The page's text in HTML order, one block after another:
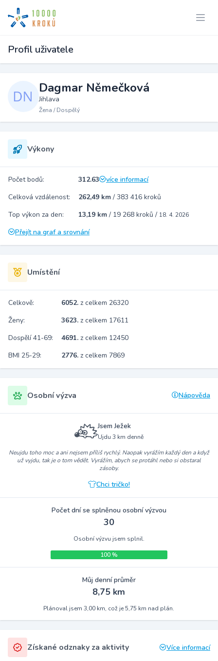
Profil uživatele
Dagmar Němečková
Jihlava
Žena / Dospělý
Výkony
Počet bodů: 312.63
více informací
Celková vzdálenost:
262,49 km / 383 416 kroků
Top výkon za den:
13,19 km / 19 268 kroků / 18. 4. 2026
Přejít na graf a srovnání
Umístění
Celkově: 6052. z celkem 26320
Ženy:
3623. z celkem 17611
Dospělí 41-69:
4691. z celkem 12450
BMI 25-29:
2776. z celkem 7869
Osobní výzva Nápověda
Jsem Ježek
Ujdu 3 km denně
Neujdu toho moc a ani nejsem příliš rychlý. Naopak vyrážím každý den a když
už vyjdu, tak je o tom vědět. Vyrážím, abych se protáhl nebo si obstaral
zásoby.
Chci tričko!
Počet dní se splněnou osobní výzvou
30
Osobní výzvu jsem splnil.
100 %
Můj denní průměr
8,75 km
Plánoval jsem 3,00 km, což je 5,75 km nad plán.
Získané odznaky za aktivity Více informací